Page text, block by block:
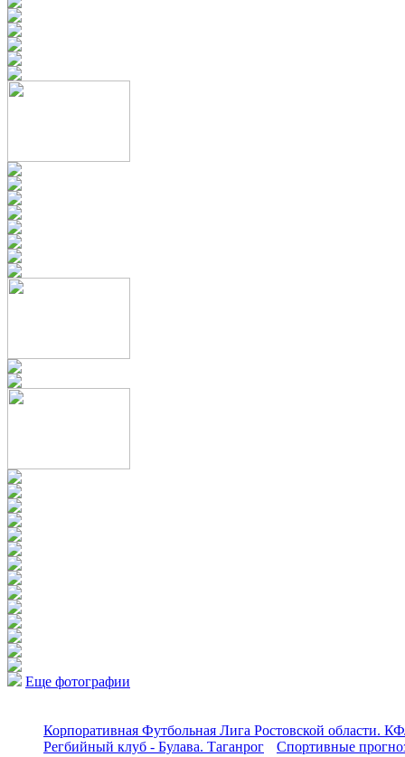
Еще фотографии
Корпоративная Футбольная Лига Ростовской области.
Регбийный клуб - Булава. Таганрог
Спортивные